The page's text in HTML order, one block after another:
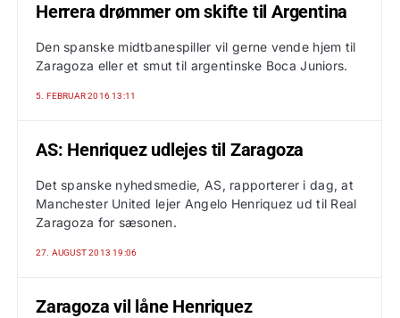
Herrera drømmer om skifte til Argentina
Den spanske midtbanespiller vil gerne vende hjem til
Zaragoza eller et smut til argentinske Boca Juniors.
5. FEBRUAR 2016 13:11
AS: Henriquez udlejes til Zaragoza
Det spanske nyhedsmedie, AS, rapporterer i dag, at
Manchester United lejer Angelo Henriquez ud til Real
Zaragoza for sæsonen.
27. AUGUST 2013 19:06
Zaragoza vil låne Henriquez